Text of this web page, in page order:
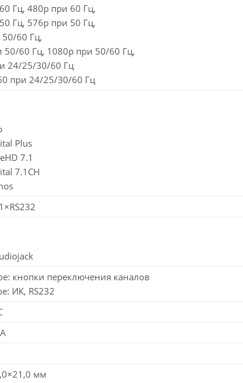
Гц, 480p при 60 Гц,
Гц, 576p при 50 Гц,
60 Гц,
50/60 Гц, 1080p при 50/60 Гц,
24/25/30/60 Гц
при 24/25/30/60 Гц
Plus
7.1
7.1CH
кнопки переключения каналов
ИК, RS232
мм